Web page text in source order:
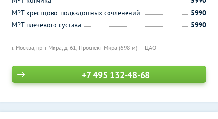
г. Москва, пр-т Мира, д. 61, Проспект Мира (698 м) ЦАО
МРТ крестцово-подвздошных сочленений
5990
МРТ плечевого сустава
5990
+7 495 132-48-68